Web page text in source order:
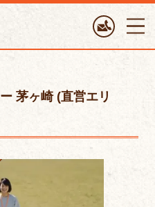
茅ヶ崎 (直営エリ